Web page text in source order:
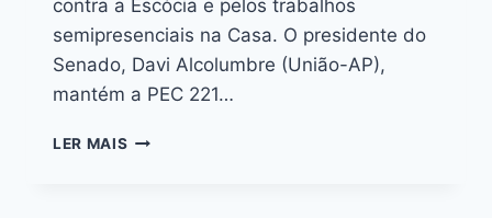
contra a Escócia e pelos trabalhos
semipresenciais na Casa. O presidente do
Senado, Davi Alcolumbre (União-AP),
mantém a PEC 221…
LER MAIS